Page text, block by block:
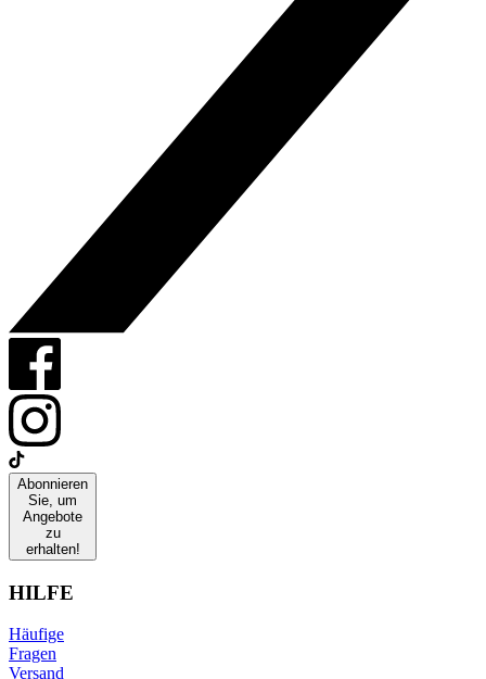
Abonnieren
Sie, um
Angebote
zu
erhalten!
HILFE
Häufige
Fragen
Versand